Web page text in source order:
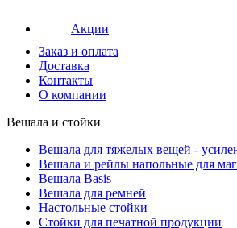
Акции
Заказ и оплата
Доставка
Контакты
О компании
Вешала и стойки
Вешала для тяжелых вещей -
Вешала и рейлы напольные для
Вешала Basis
Вешала для ремней
Настольные стойки
Стойки для печатной продукции